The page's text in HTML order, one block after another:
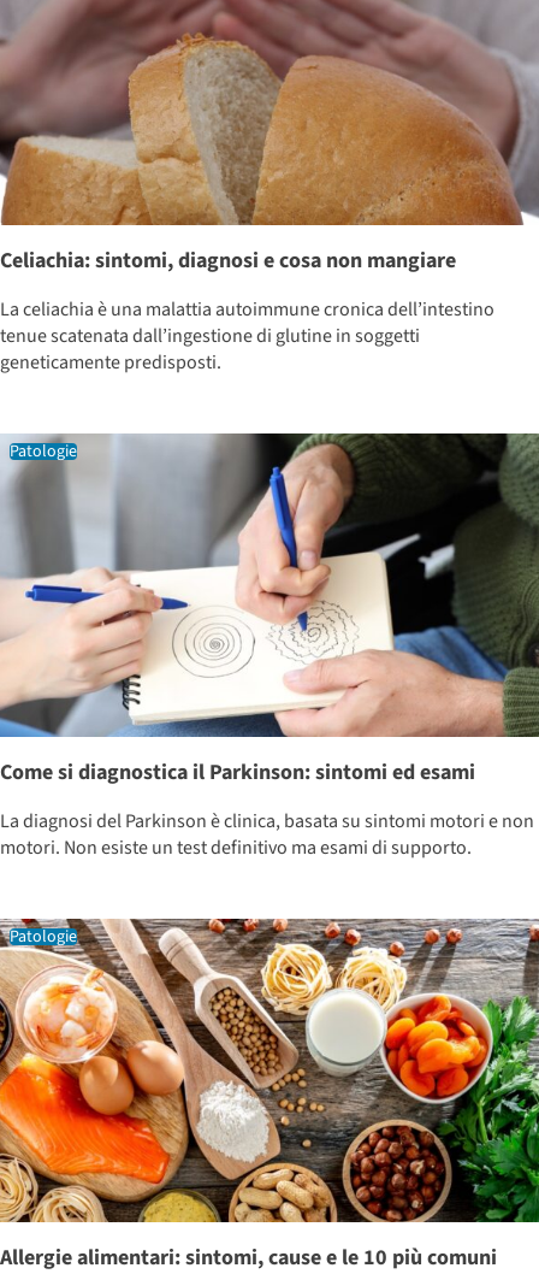
Celiachia: sintomi, diagnosi e cosa non mangiare
La celiachia è una malattia autoimmune cronica dell’intestino
tenue scatenata dall’ingestione di glutine in soggetti
geneticamente predisposti.
Come si diagnostica il Parkinson: sintomi ed esami
La diagnosi del Parkinson è clinica, basata su sintomi motori e non
motori. Non esiste un test definitivo ma esami di supporto.
Patologie
Allergie alimentari: sintomi, cause e le 10 più comuni
Patologie